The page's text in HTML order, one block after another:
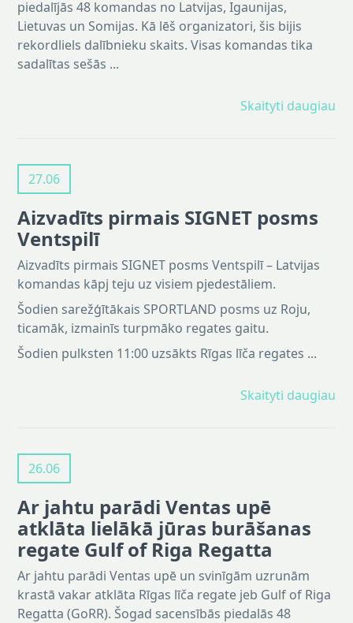
piedalījās 48 komandas no Latvijas, Igaunijas,
Lietuvas un Somijas. Kā lēš organizatori, šis bijis
rekordliels dalībnieku skaits. Visas komandas tika
sadalītas sešās ...
Skaityti daugiau
27.06
Aizvadīts pirmais SIGNET posms
Ventspilī
Aizvadīts pirmais SIGNET posms Ventspilī – Latvijas
komandas kāpj teju uz visiem pjedestāliem.
Šodien sarežģītākais SPORTLAND posms uz Roju,
ticamāk, izmainīs turpmāko regates gaitu.
Šodien pulksten 11:00 uzsākts Rīgas līča regates ...
Skaityti daugiau
26.06
Ar jahtu parādi Ventas upē
atklāta lielākā jūras burāšanas
regate Gulf of Riga Regatta
Ar jahtu parādi Ventas upē un svinīgām uzrunām
krastā vakar atklāta Rīgas līča regate jeb Gulf of Riga
Regatta (GoRR). Šogad sacensībās piedalās 48